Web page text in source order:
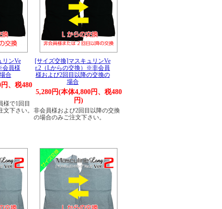
リンVe
会員様
合
、税480
様で1回目
下さい。
[サイズ交換]マスキュリンVe
r.2（Lからの交換）※非会員
様および2回目以降の交換の
場合
5,280円(本体4,800円、税480
円)
非会員様および2回目以降の交換
の場合のみご注文下さい。